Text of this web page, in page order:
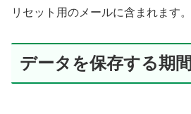
リセット用のメールに含まれます。
データを保存する期間